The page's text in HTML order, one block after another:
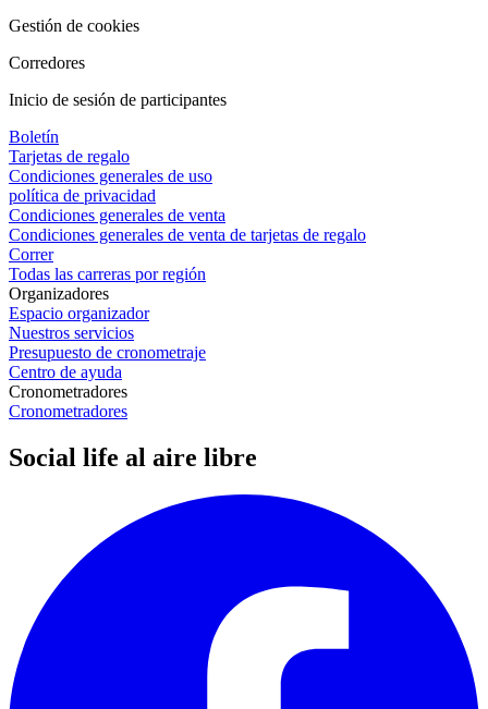
Gestión de cookies
Corredores
Inicio de sesión de participantes
Boletín
Tarjetas de regalo
Condiciones generales de uso
política de privacidad
Condiciones generales de venta
Condiciones generales de venta de tarjetas de regalo
Correr
Todas las carreras por región
Organizadores
Espacio organizador
Nuestros servicios
Presupuesto de cronometraje
Centro de ayuda
Cronometradores
Cronometradores
Social life al aire libre